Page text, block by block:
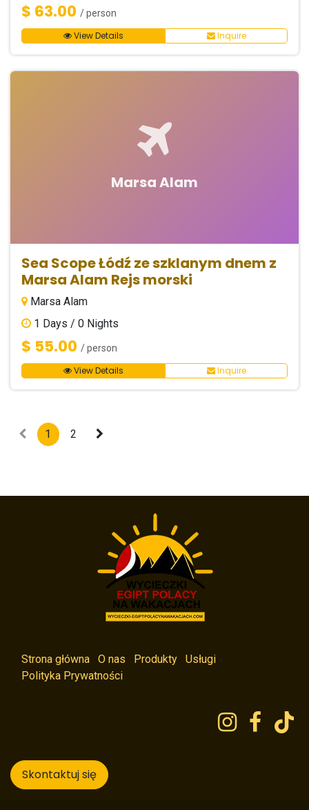
$ 63.00 / person
View Details Inquire
Marsa Alam
Sea Scope Łódź ze szklanym dnem z
Marsa Alam Rejs morski
Marsa Alam
1 Days / 0 Nights
$ 55.00 / person
View Details Inquire
1 2
Strona główna O nas Produkty
Usługi
Polityka Prywatności
Skontaktuj się